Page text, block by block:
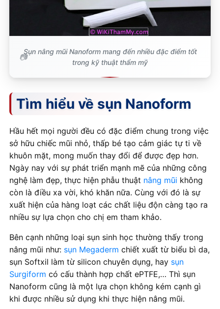
Sụn nâng mũi Nanoform mang đến nhiều đặc điểm tốt
trong kỹ thuật thẩm mỹ
Tìm hiểu về sụn Nanoform
Hầu hết mọi người đều có đặc điểm chung trong việc
sở hữu chiếc mũi nhỏ, thấp bé tạo cảm giác tự ti về
khuôn mặt, mong muốn thay đổi để được đẹp hơn.
Ngày nay với sự phát triển mạnh mẽ của những công
nghệ làm đẹp, thực hiện phẫu thuật nâng mũi không
còn là điều xa vời, khó khăn nữa. Cùng với đó là sự
xuất hiện của hàng loạt các chất liệu độn càng tạo ra
nhiều sự lựa chọn cho chị em tham khảo.
Bên cạnh những loại sụn sinh học thường thấy trong
nâng mũi như: sụn Megaderm chiết xuất từ biểu bì da,
sụn Softxil làm từ silicon chuyên dụng, hay sụn
Surgiform có cấu thành hợp chất ePTFE,… Thì sụn
Nanoform cũng là một lựa chọn không kém cạnh gì
khi được nhiều sử dụng khi thực hiện nâng mũi.